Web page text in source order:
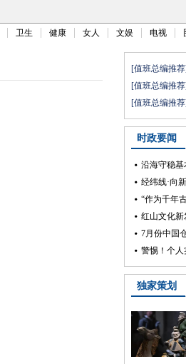
卫生 健康 女人 文娱 电视